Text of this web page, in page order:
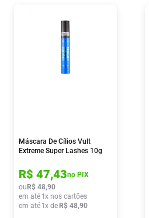
Máscara De Cílios Vult
Extreme Super Lashes 10g
R$ 47,43no PIX
ou R$ 48,90
em até 1x nos cartões
em até 1x de R$ 48,90